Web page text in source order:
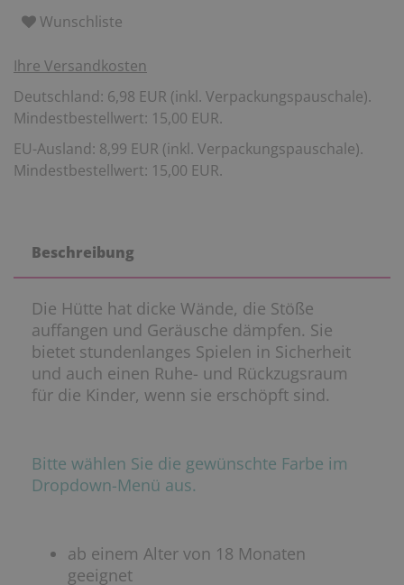
Wunschliste
Ihre Versandkosten
Deutschland: 6,98 EUR (inkl. Verpackungspauschale).
Mindestbestellwert: 15,00 EUR.
EU-Ausland: 8,99 EUR (inkl. Verpackungspauschale).
Mindestbestellwert: 15,00 EUR.
Beschreibung
Die Hütte hat dicke Wände, die Stöße
auffangen und Geräusche dämpfen. Sie
bietet stundenlanges Spielen in Sicherheit
und auch einen Ruhe- und Rückzugsraum
für die Kinder, wenn sie erschöpft sind.
Bitte wählen Sie die gewünschte Farbe im
Dropdown-Menü aus.
ab einem Alter von 18 Monaten
geeignet